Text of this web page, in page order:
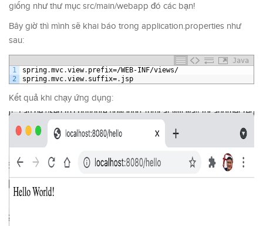
giống như thư mục src/main/webapp đó các bạn!
Bây giờ thì mình sẽ khai báo trong application.properties như
sau:
Java
1
2
spring.mvc.view. prefix=/WEB-INF/views/
spring.mvc.view. suffix=. jsp
Kết quả khi chạy ứng dụng: